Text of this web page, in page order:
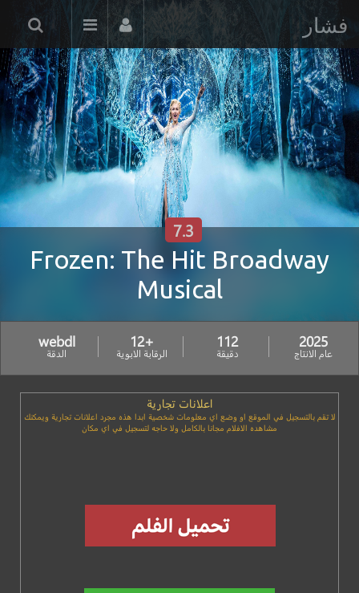
فشار
Frozen: The Hit Broadway
Musical
7.3
2025
عام الانتاج
112
دقيقة
+12
الرقابة الابوية
webdl
الدقة
اعلانات تجارية
لا تقم بالتسجيل في الموقع او وضع اي معلومات شخصية ابدا هذه مجرد اعلانات تجارية ويمكنك
مشاهده الافلام مجانا بالكامل ولا حاجه لتسجيل في اي مكان